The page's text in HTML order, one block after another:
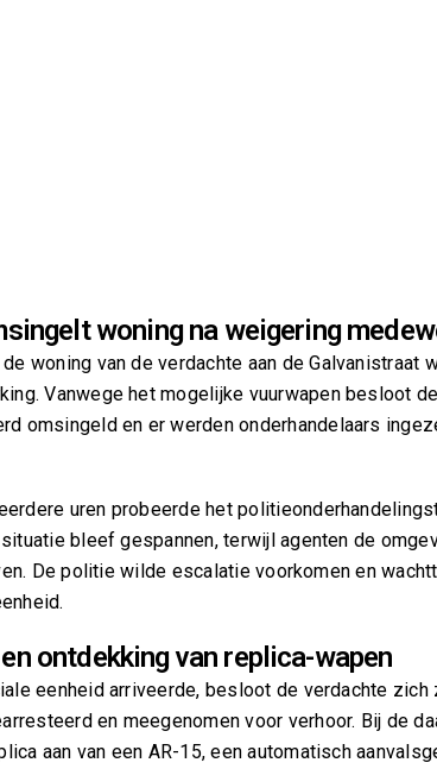
woning na weigering
woning van de verdachte aan de Galvanistraat
Vanwege het mogelijke vuurwapen besloot
omsingeld en er werden onderhandelaars
uren probeerde het
bleef gespannen, terwijl agenten de
De politie wilde escalatie voorkomen en
ontdekking van replica-wapen
eenheid arriveerde, besloot de verdachte
en meegenomen voor verhoor. Bij de
aan van een AR-15, een automatisch